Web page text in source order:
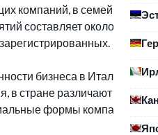
компаний, в семейный
составляет около 80
бизнеса в Италии и
в стране различают
формы компаний: